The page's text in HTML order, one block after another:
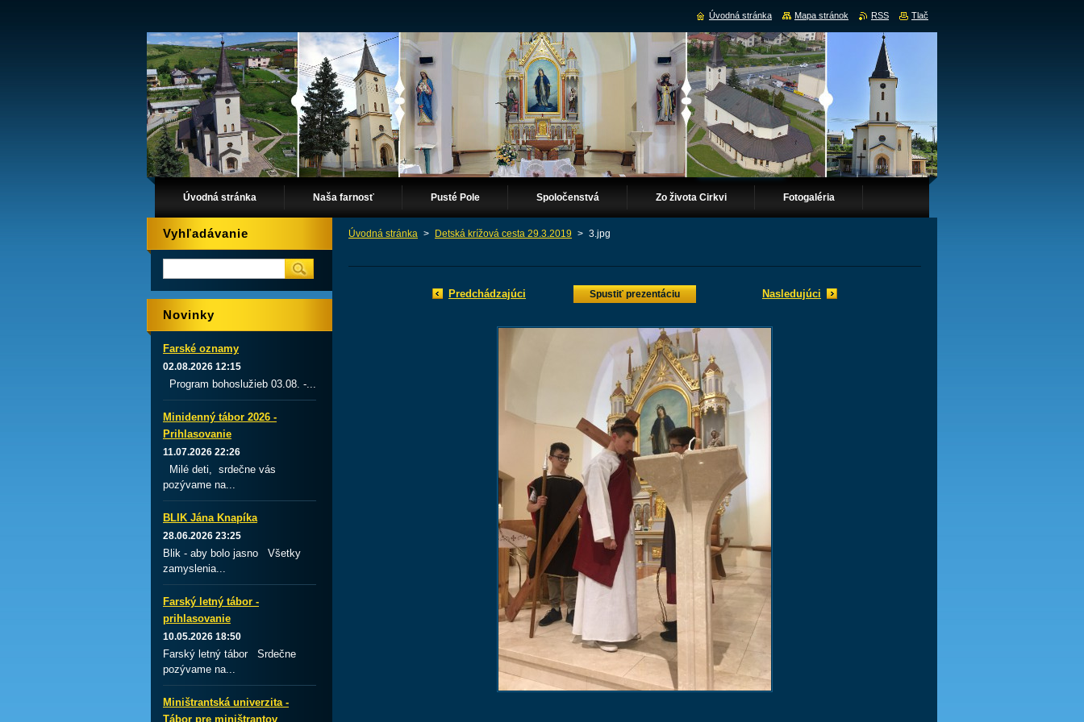
Úvodná stránka Naša farnosť Pusté Pole Spoločenstvá Zo života Cirkvi Fotogaléria
Úvodná stránka > Detská krížová cesta 29.3.2019 > 3.jpg
Predchádzajúci Spustiť prezentáciu Nasledujúci
Vyhľadávanie
Novinky
Farské oznamy
02.08.2026 12:15
Program bohoslužieb 03.08. -...
Minidenný tábor 2026 -
Prihlasovanie
11.07.2026 22:26
Milé deti, srdečne vás
pozývame na...
BLIK Jána Knapíka
28.06.2026 23:25
Blik - aby bolo jasno Všetky
zamyslenia...
Farský letný tábor -
prihlasovanie
10.05.2026 18:50
Farský letný tábor Srdečne
pozývame na...
Miništrantská univerzita -
Tábor pre miništrantov
Úvodná stránka Mapa stránok RSS Tlač